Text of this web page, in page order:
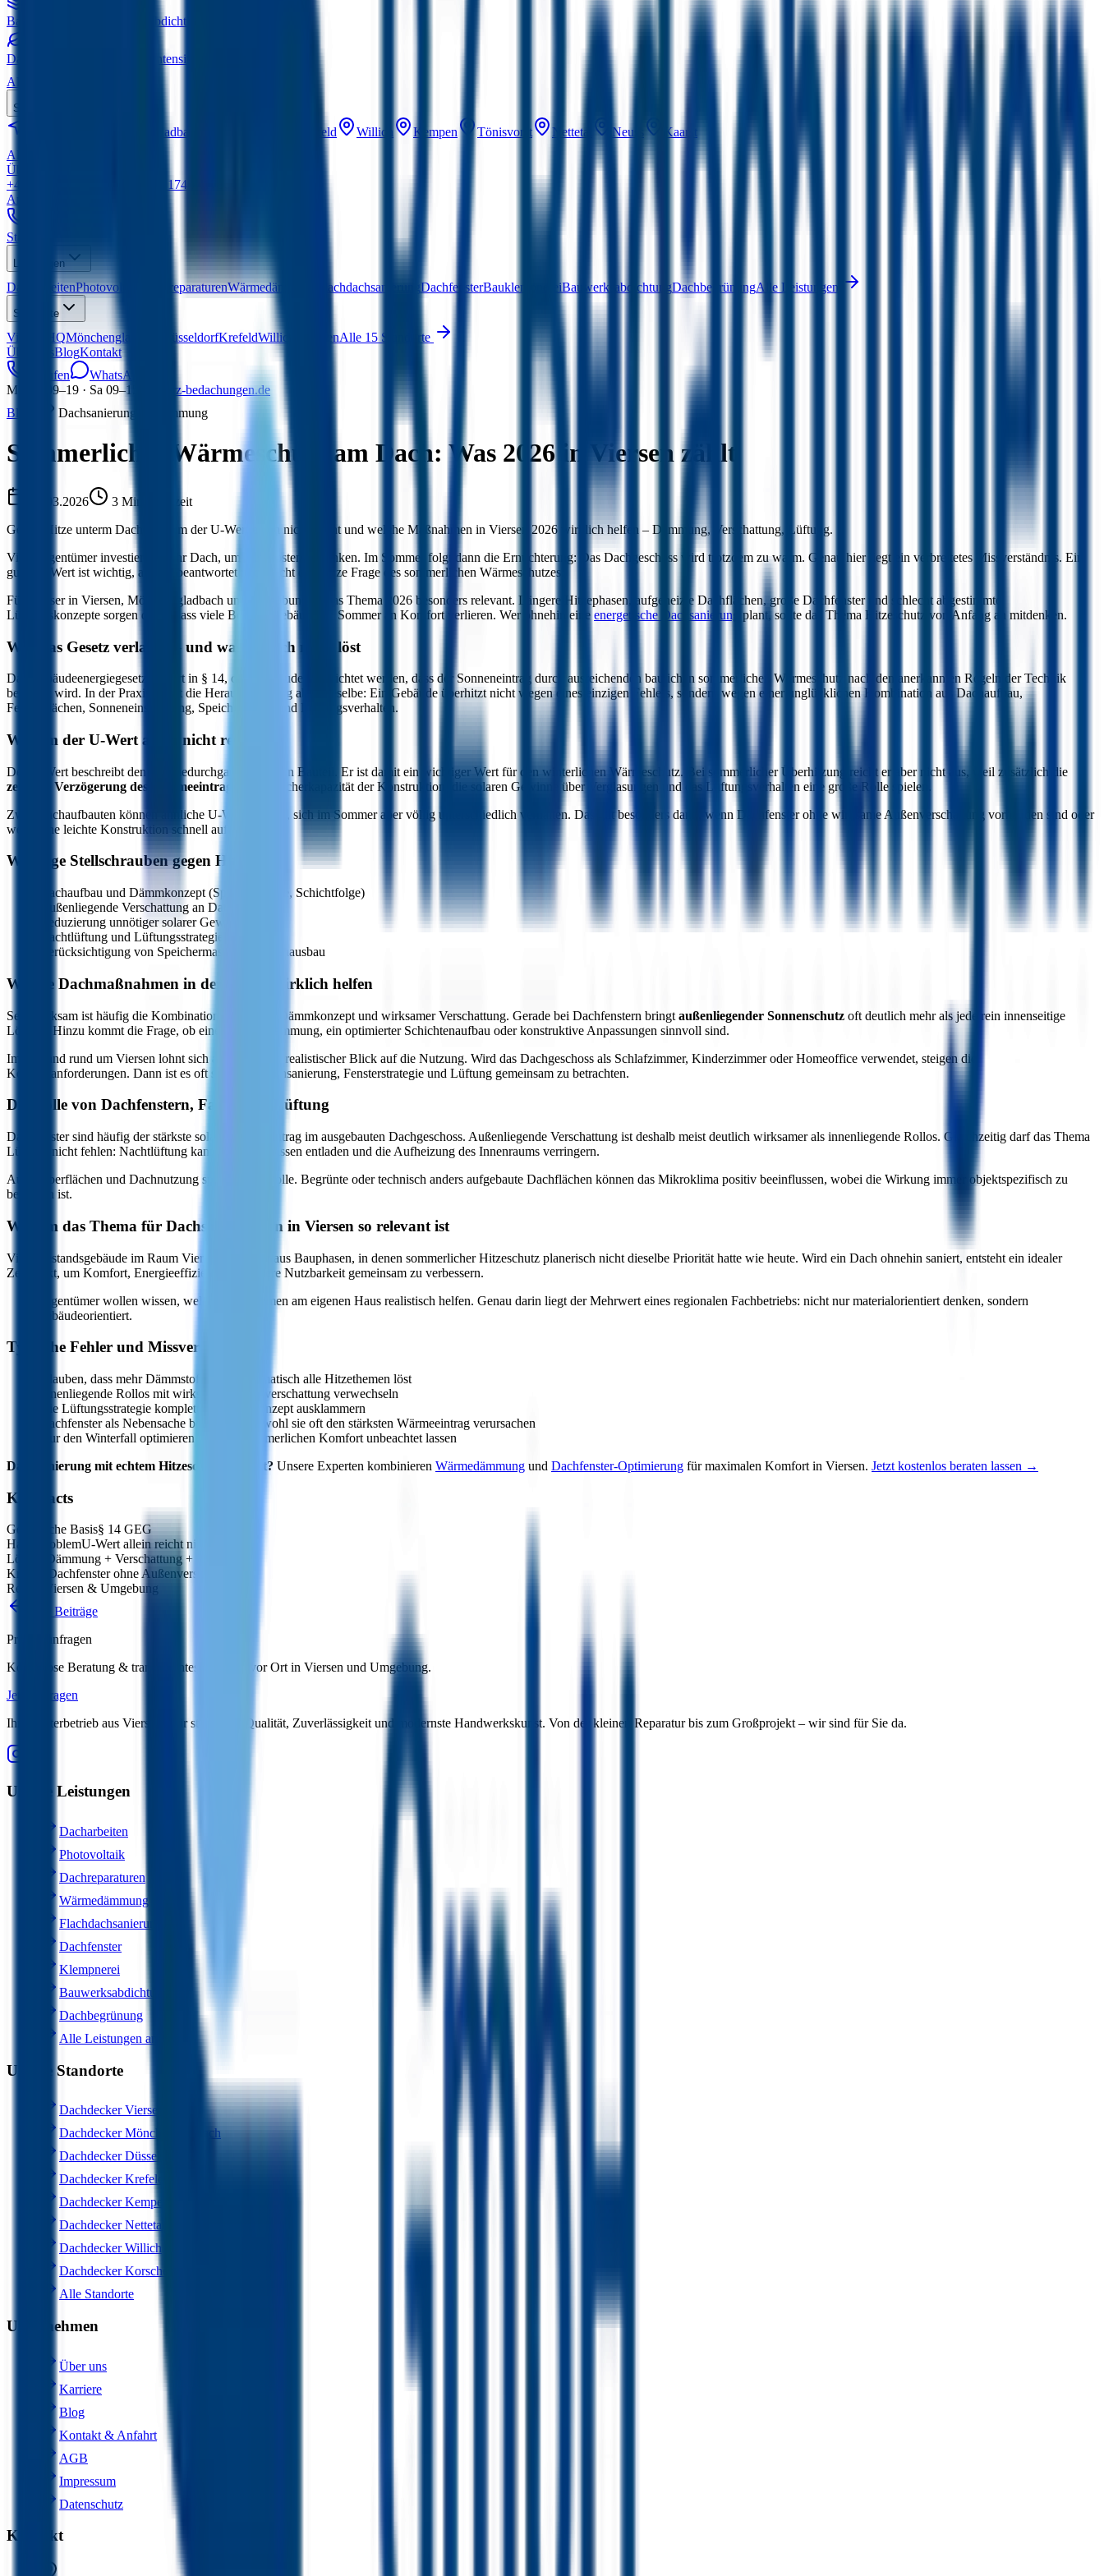
Bauwerksabdichtung Kellerabdichtung nach DIN
Dachbegrünung
Extensiv & Intensiv
Alle Leistungen
Standorte
Mönchengladbach Krefeld Willich Kempen Tönisvorst Nettetal Neuss
Kaarst
Alle 15 Standorte
Über uns
+49 2162 5471060
+49 174 7417864
Anfrage senden
Startseite
Leistungen
DacharbeitenPhotovoltaik DachreparaturenWärmedämmung Flachdachsanierung DachfensterBauklempnereiBauwerksabdichtungDachbegrünungAlle Leistungen
Standorte
Viersen HQMönchengladbach DüsseldorfKrefeldWillich KempenAlle 15 Standorte
Über unsBlogKontakt
Anrufen
WhatsApp
Mo–Fr 09–19 · Sa 09–15
info@rz-bedachungen.de
Blog
Dachsanierung & Dämmung
Sommerlicher Wärmeschutz am Dach: Was 2026 in Viersen zählt
17.03.2026 3 Min. Lesezeit
Gegen Hitze unterm Dach: Warum der U-Wert allein nicht reicht und welche Maßnahmen in Viersen 2026 wirklich helfen – Dämmung, Verschattung, Lüftung.
Viele Eigentümer investieren in ihr Dach, um Heizkosten zu senken. Im Sommer folgt dann die Ernüchterung: Das Dachgeschoss wird trotzdem zu warm. Genau hier liegt ein verbreitetes Missverständnis. Ein
guter U-Wert ist wichtig, aber er beantwortet noch nicht die ganze Frage des sommerlichen Wärmeschutzes.
Für Häuser in Viersen, Mönchengladbach und Umgebung ist das Thema 2026 besonders relevant. Längere Hitzephasen, aufgeheizte Dachflächen, große Dachfenster und schlecht abgestimmte
Lüftungskonzepte sorgen dafür, dass viele Bestandsgebäude im Sommer an Komfort verlieren. Wer ohnehin eine energetische Dachsanierung plant, sollte das Thema Hitzeschutz von Anfang an mitdenken.
Was das Gesetz verlangt – und was es noch nicht löst
Das Gebäudeenergiegesetz fordert in § 14, dass Gebäude so errichtet werden, dass der Sonneneintrag durch ausreichenden baulichen sommerlichen Wärmeschutz nach den anerkannten Regeln der Technik
begrenzt wird. In der Praxis bleibt die Herausforderung aber dieselbe: Ein Gebäude überhitzt nicht wegen eines einzigen Fehlers, sondern wegen einer unglücklichen Kombination aus Dachaufbau,
Fensterflächen, Sonneneinstrahlung, Speichermasse und Lüftungsverhalten.
Warum der U-Wert allein nicht reicht
Der U-Wert beschreibt den Wärmedurchgang durch ein Bauteil. Er ist damit ein wichtiger Wert für den winterlichen Wärmeschutz. Bei sommerlicher Überhitzung reicht er aber nicht aus, weil zusätzlich die
zeitliche Verzögerung des Wärmeeintrags
, die Speicherkapazität der Konstruktion, die solaren Gewinne über Verglasungen und das Lüftungsverhalten eine große Rolle spielen.
Zwei Dachaufbauten können ähnliche U-Werte haben, sich im Sommer aber völlig unterschiedlich verhalten. Das gilt besonders dann, wenn Dachfenster ohne wirksame Außenverschattung vorhanden sind oder
wenn eine leichte Konstruktion schnell aufheizt.
Wichtige Stellschrauben gegen Hitze
Dachaufbau und Dämmkonzept (Speichermasse, Schichtfolge)
Außenliegende Verschattung an Dachfenstern
Reduzierung unnötiger solarer Gewinne
Nachtlüftung und Lüftungsstrategie
Berücksichtigung von Speichermasse und Innenausbau
Welche Dachmaßnahmen in der Praxis wirklich helfen
Sehr wirksam ist häufig die Kombination aus gutem Dämmkonzept und wirksamer Verschattung. Gerade bei Dachfenstern bringt außenliegender Sonnenschutz oft deutlich mehr als jede rein innenseitige
Lösung. Hinzu kommt die Frage, ob eine Aufdachdämmung, ein optimierter Schichtenaufbau oder konstruktive Anpassungen sinnvoll sind.
Im Bestand rund um Viersen lohnt sich außerdem ein realistischer Blick auf die Nutzung. Wird das Dachgeschoss als Schlafzimmer, Kinderzimmer oder Homeoffice verwendet, steigen die
Komfortanforderungen. Dann ist es oft sinnvoll, Dachsanierung, Fensterstrategie und Lüftung gemeinsam zu betrachten.
Die Rolle von Dachfenstern, Farbe und Lüftung
Dachfenster sind häufig der stärkste solare Wärmeeintrag im ausgebauten Dachgeschoss. Außenliegende Verschattung ist deshalb meist deutlich wirksamer als innenliegende Rollos. Gleichzeitig darf das Thema
Lüftung nicht fehlen: Nachtlüftung kann Speichermassen entladen und die Aufheizung des Innenraums verringern.
Auch Oberflächen und Dachnutzung spielen eine Rolle. Begrünte oder technisch anders aufgebaute Dachflächen können das Mikroklima positiv beeinflussen, wobei die Wirkung immer objektspezifisch zu
bewerten ist.
Warum das Thema für Dachsanierungen in Viersen so relevant ist
Viele Bestandsgebäude im Raum Viersen stammen aus Bauphasen, in denen sommerlicher Hitzeschutz planerisch nicht dieselbe Priorität hatte wie heute. Wird ein Dach ohnehin saniert, entsteht ein idealer
Zeitpunkt, um Komfort, Energieeffizienz und spätere Nutzbarkeit gemeinsam zu verbessern.
Eigentümer wollen wissen, welche Maßnahmen am eigenen Haus realistisch helfen. Genau darin liegt der Mehrwert eines regionalen Fachbetriebs: nicht nur materialorientiert denken, sondern
gebäudeorientiert.
Typische Fehler und Missverständnisse
Glauben, dass mehr Dämmstoff allein automatisch alle Hitzethemen löst
Innenliegende Rollos mit wirksamer Außenverschattung verwechseln
Die Lüftungsstrategie komplett aus dem Konzept ausklammern
Dachfenster als Nebensache betrachten, obwohl sie oft den stärksten Wärmeeintrag verursachen
Nur den Winterfall optimieren und den sommerlichen Komfort unbeachtet lassen
Dachsanierung mit echtem Hitzeschutz geplant? Unsere Experten kombinieren Wärmedämmung und Dachfenster-Optimierung für maximalen Komfort in Viersen. Jetzt kostenlos beraten lassen →
Key Facts
Gesetzliche Basis§ 14 GEG
HauptproblemU-Wert allein reicht nicht
Lösung
Dämmung + Verschattung + Lüftung
Kritisch
Dachfenster ohne Außenverschattung
Region
Viersen & Umgebung
Alle Beiträge
Projekt anfragen
Kostenlose Beratung & transparentes Angebot vor Ort in Viersen und Umgebung.
Jetzt anfragen
Ihr Meisterbetrieb aus Viersen. Wir stehen für Qualität, Zuverlässigkeit und modernste Handwerkskunst. Von der kleinen Reparatur bis zum Großprojekt – wir sind für Sie da.
Unsere Leistungen
Dacharbeiten
Photovoltaik
Dachreparaturen
Wärmedämmung
Flachdachsanierung
Dachfenster
Klempnerei
Bauwerksabdichtung
Dachbegrünung
Alle Leistungen ansehen
Unsere Standorte
Dachdecker Viersen
Dachdecker Mönchengladbach
Dachdecker Düsseldorf
Dachdecker Krefeld
Dachdecker Kempen
Dachdecker Nettetal
Dachdecker Willich
Dachdecker Korschenbroich
Alle Standorte
Unternehmen
Über uns
Karriere
Blog
Kontakt & Anfahrt
AGB
Impressum
Datenschutz
Kontakt